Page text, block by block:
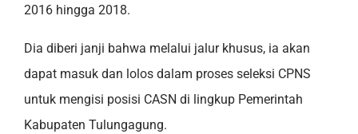
2016 hingga 2018.
Dia diberi janji bahwa melalui jalur khusus, ia akan
dapat masuk dan lolos dalam proses seleksi CPNS
untuk mengisi posisi CASN di lingkup Pemerintah
Kabupaten Tulungagung.